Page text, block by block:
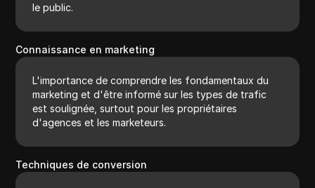
le public.
Connaissance en marketing
L'importance de comprendre les fondamentaux du
marketing et d'être informé sur les types de trafic
est soulignée, surtout pour les propriétaires
d'agences et les marketeurs.
Techniques de conversion